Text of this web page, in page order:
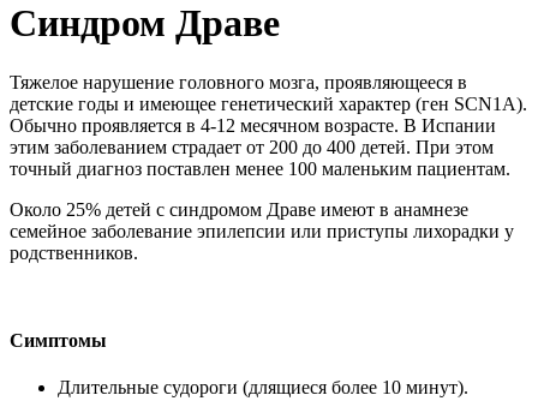
Синдром Драве
Тяжелое нарушение головного мозга, проявляющееся в
детские годы и имеющее генетический характер (ген SCN1A).
Обычно проявляется в 4-12 месячном возрасте. В Испании
этим заболеванием страдает от 200 до 400 детей. При этом
точный диагноз поставлен менее 100 маленьким пациентам.
Около 25% детей с синдромом Драве имеют в анамнезе
семейное заболевание эпилепсии или приступы лихорадки у
родственников.
Симптомы
Длительные судороги (длящиеся более 10 минут).